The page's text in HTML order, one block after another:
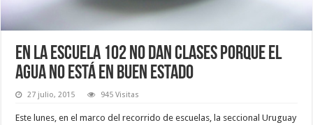
En la escuela 102 no dan clases porque el
agua no está en buen estado
27 julio, 2015 945 Visitas
Este lunes, en el marco del recorrido de escuelas, la seccional Uruguay